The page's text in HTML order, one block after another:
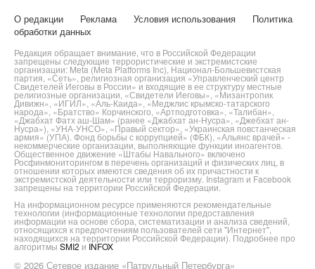
О редакции Реклама Условия использования
Политика
обработки данных
Редакция обращает внимание, что в Российской Федерации
запрещены следующие террористические и экстремистские
организации: Meta (Meta Platforms Inc), Национал-Большевистская
партия, «Сеть», религиозная организация «Управленческий центр
Свидетелей Иеговы в России» и входящие в ее структуру местные
религиозные организации, «Свидетели Иеговы», «Мизантропик
Дивижн», «ИГИЛ», «Аль-Каида», «Меджлис крымско-татарского
народа», «Братство» Корчинского, «Артподготовка», «Талибан»,
«Джабхат Фатх аш-Шам» (ранее «Джабхат ан-Нусра», «Джебхат ан-
Нусра»), «УНА-УНСО», «Правый сектор», «Украинская повстанческая
армия» (УПА). Фонд борьбы с коррупцией» (ФБК), «Альянс врачей» -
некоммерческие организации, выполняющие функции иноагентов.
Общественное движение «Штабы Навального» включено
Росфинмониторингом в перечень организаций и физических лиц, в
отношении которых имеются сведения об их причастности к
экстремистской деятельности или терроризму. Instagram и Facebook
запрещены на территории Российской Федерации.
На информационном ресурсе применяются рекомендательные
технологии (информационные технологии предоставления
информации на основе сбора, систематизации и анализа сведений,
относящихся к предпочтениям пользователей сети "Интернет",
находящихся на территории Российской Федерации). Подробнее про
алгоритмы SMI2 и INFOX
© 2026 Сетевое издание «Патрульный Петербурга»